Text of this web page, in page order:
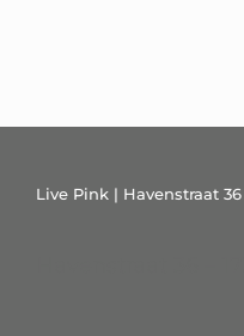
Live Pink | Havenstraat